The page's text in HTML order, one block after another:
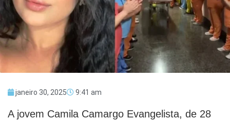
janeiro 30, 2025 9:41 am
A jovem Camila Camargo Evangelista, de 28